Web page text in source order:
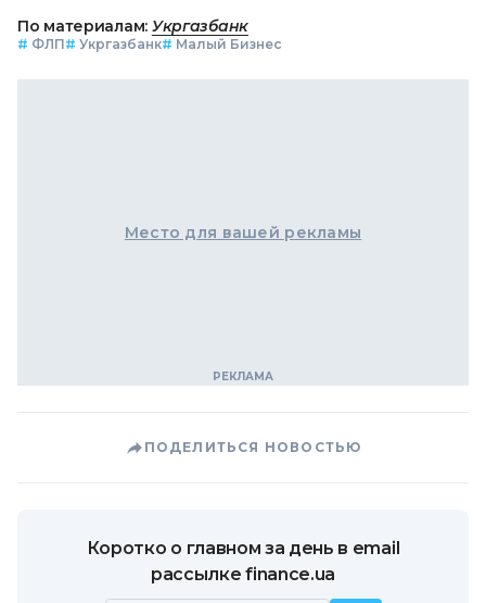
По материалам: Укргазбанк
# ФЛП# Укргазбанк# Малый Бизнес
Место для вашей рекламы
ПОДЕЛИТЬСЯ НОВОСТЬЮ
Коротко о главном за день в email
рассылке finance.ua